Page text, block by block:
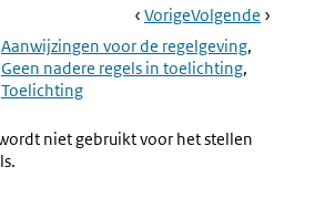
Book
Navigation
Ga
Naar
VorigePagina:
Aanwijzing
4.46
Financiële
Overheden
Ga
Naar
Volgende Pagina:
Aanwijzingen voor de regelgeving
Geen nadere regels in toelichting
Toelichting
niet gebruikt voor het stellen